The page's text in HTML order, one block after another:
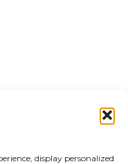
display personalized